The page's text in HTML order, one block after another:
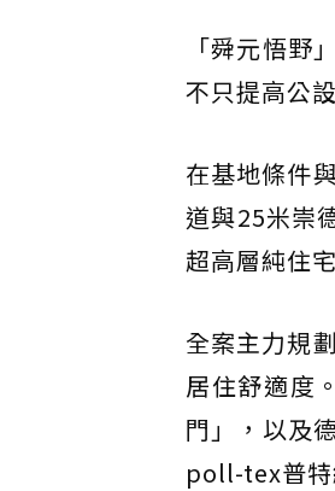
「舜元悟野
不只提高公
在基地條件
道與25米崇
超高層純住
全案主力規
居住舒適度
門」，以及
poll-tex普特